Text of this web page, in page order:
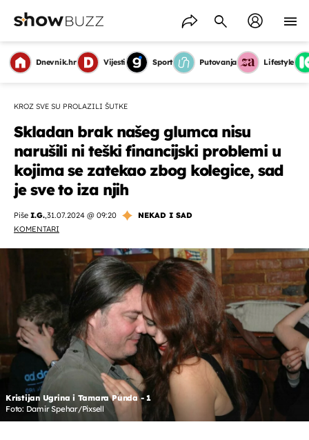
Dnevnik.hr Vijesti Sport Putovanja Lifestyle
KROZ SVE SU PROLAZILI ŠUTKE
Skladan brak našeg glumca nisu
narušili ni teški financijski problemi u
kojima se zatekao zbog kolegice, sad
je sve to iza njih
Piše I.G.,31.07.2024 @ 09:20
NEKAD I SAD
KOMENTARI
Kristijan Ugrina i Tamara Punda - 1
Foto: Damir Spehar/Pixsell
OMOGUĆI OBAVIJESTI